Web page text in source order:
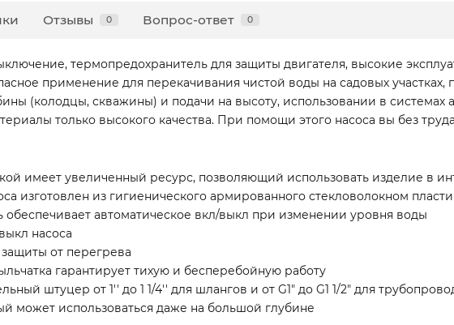
Отзывы 0 Вопрос-ответ 0
термопредохранитель для защиты двигателя, высокие
применение для перекачивания чистой воды на садовых
(колодцы, скважины) и подачи на высоту, использовании в
только высокого качества. При помощи этого насоса вы без
имеет увеличенный ресурс, позволяющий использовать изделие в
изготовлен из гигиенического армированного стекловолокном
автоматическое вкл/выкл при изменении уровня воды
насоса
от перегрева
гарантирует тихую и бесперебойную работу
штуцер от 1'' до 1 1/4'' для шлангов и от G1″ до G1 1/2″ для
может использоваться даже на большой глубине